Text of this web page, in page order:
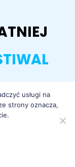
usługi na
strony oznacza,